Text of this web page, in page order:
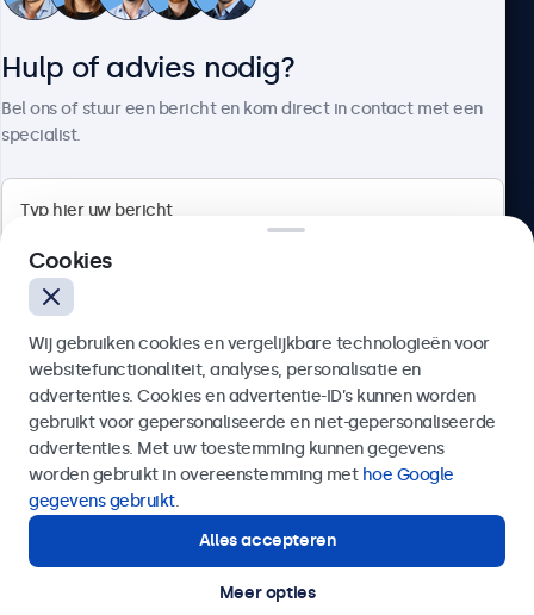
4.8/5 door 5000+ bedrijven
Nederlands
© 2026 Beetronics
Hulp of advies nodig?
Bel ons of stuur een bericht en kom direct in contact met een
specialist.
Verzenden
Of bel ons op
Hulp of advies nodig?
Direct contact met een specialist.
Cookies
Wij gebruiken cookies en vergelijkbare technologieën voor
websitefunctionaliteit, analyses, personalisatie en
advertenties. Cookies en advertentie-ID’s kunnen worden
gebruikt voor gepersonaliseerde en niet-gepersonaliseerde
advertenties. Met uw toestemming kunnen gegevens
worden gebruikt in overeenstemming met hoe Google
gegevens gebruikt.
Alles accepteren
Meer opties